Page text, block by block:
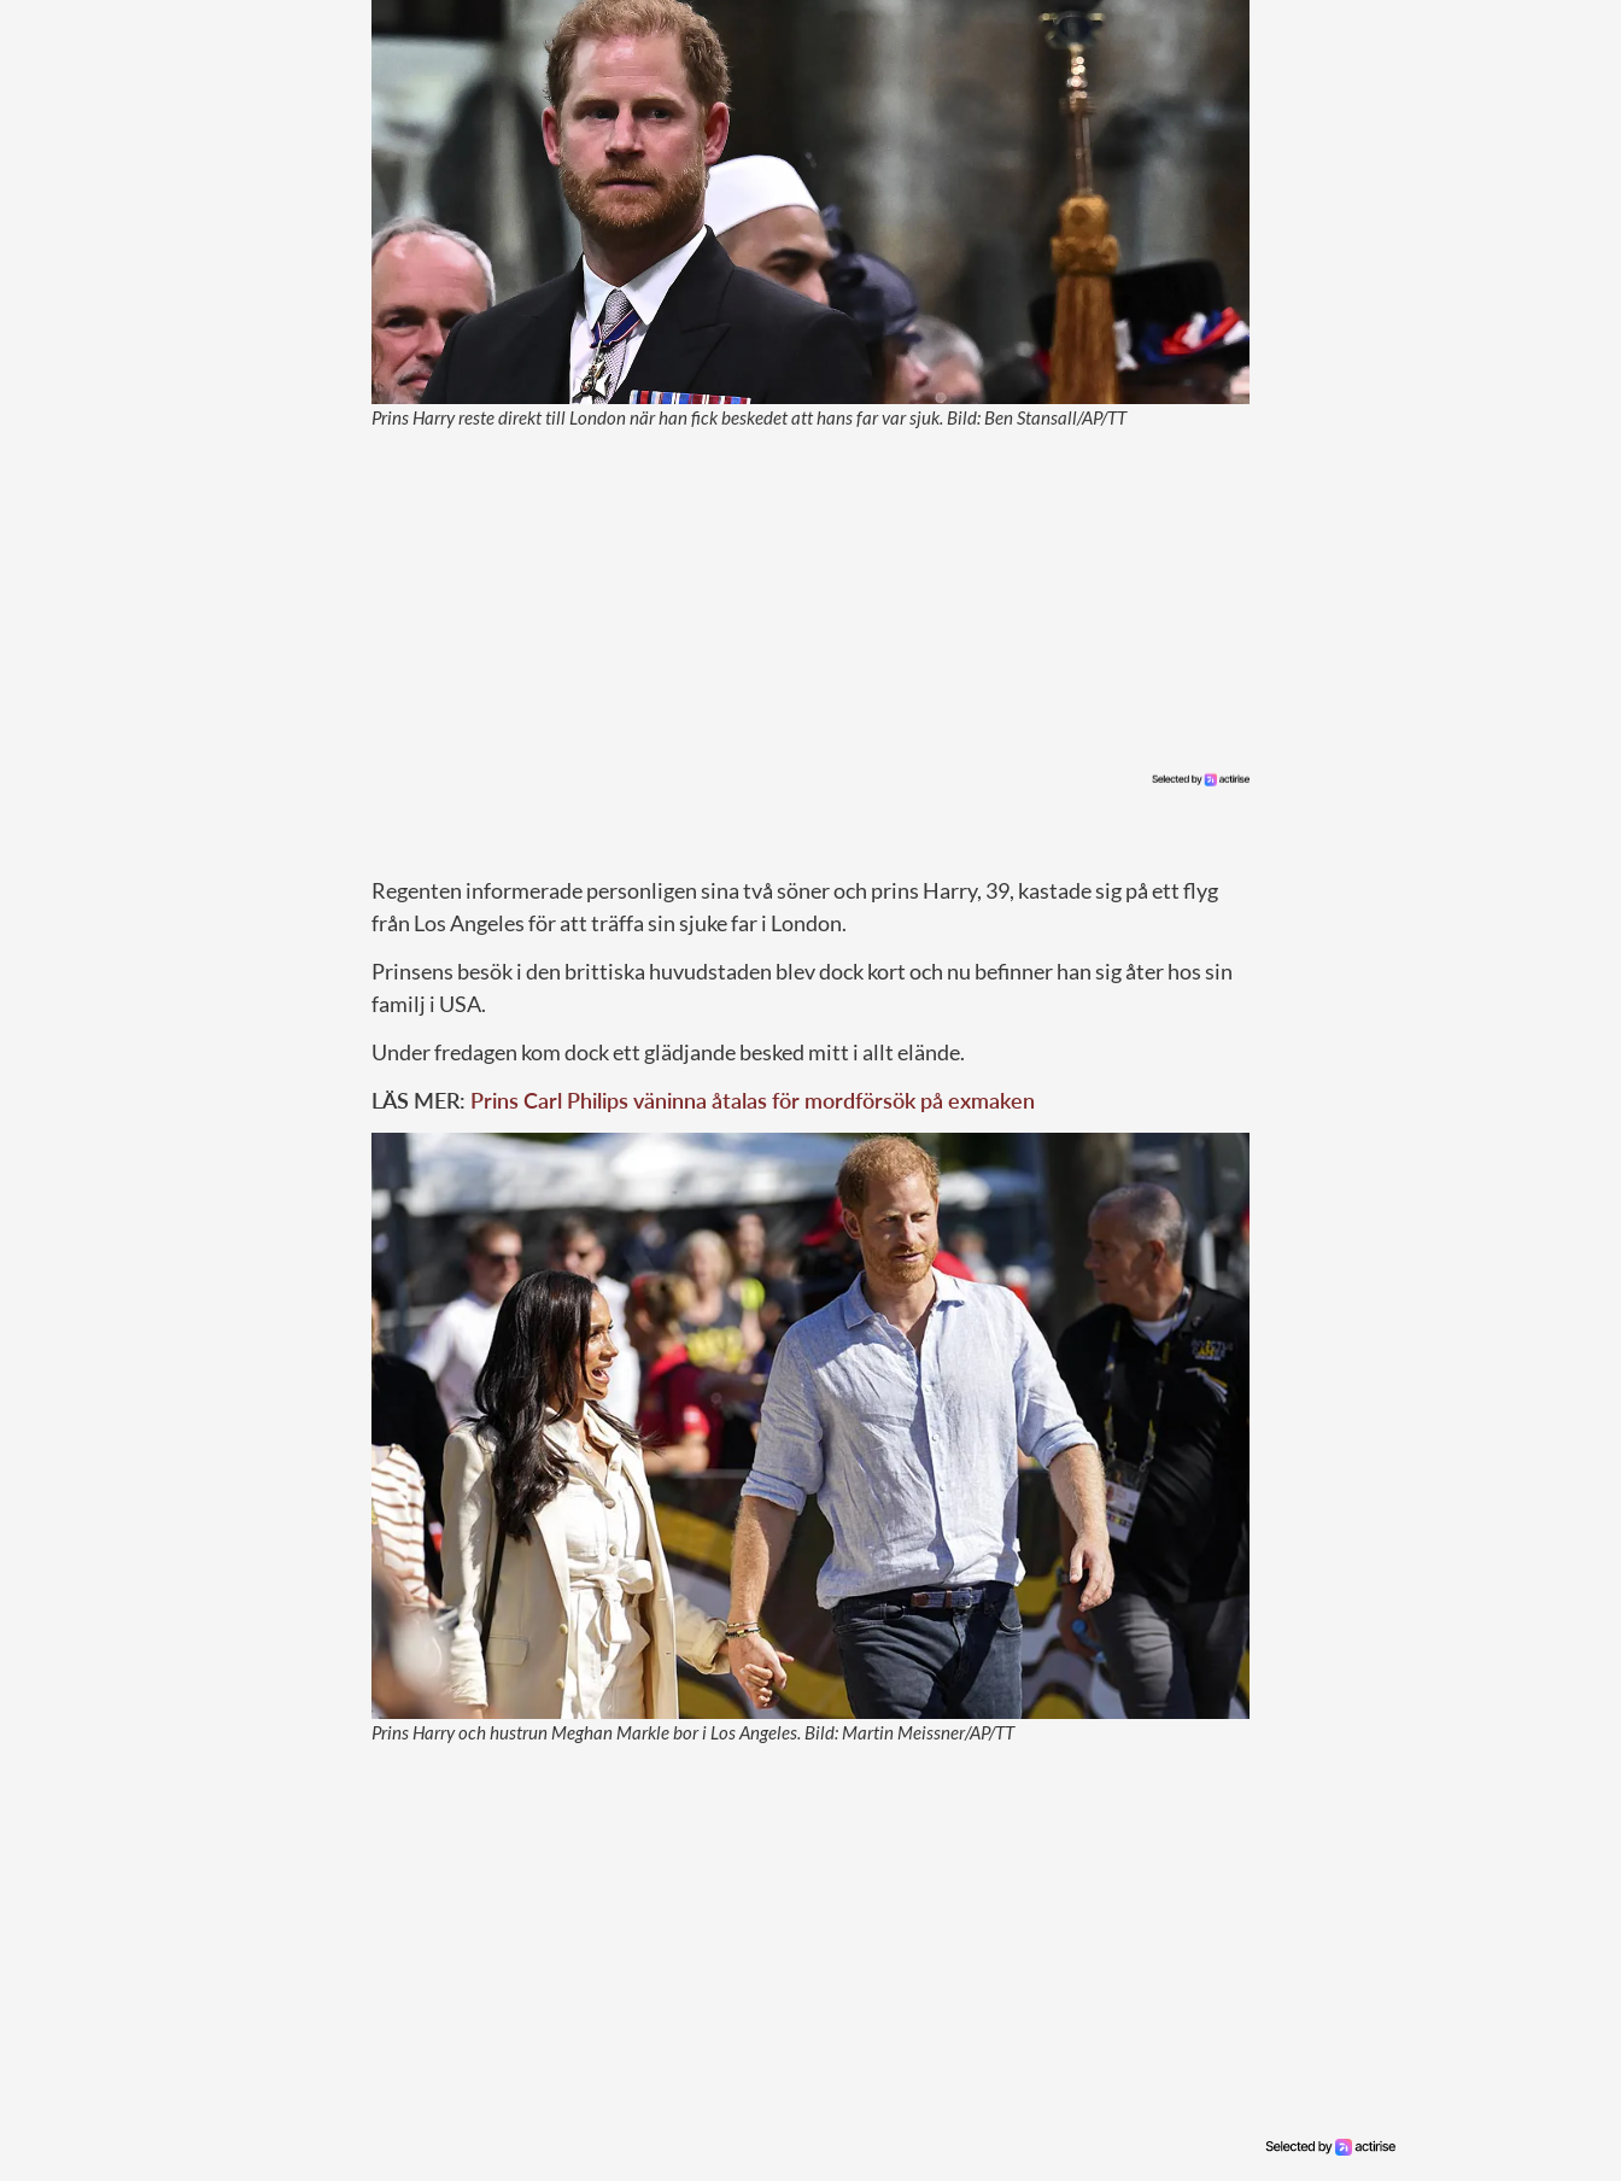
Prins Harry reste direkt till London när han fick beskedet att hans far var sjuk. Bild: Ben Stansall/AP/TT
Regenten informerade personligen sina två söner och prins Harry, 39, kastade sig på ett flyg
från Los Angeles för att träffa sin sjuke far i London.
Prinsens besök i den brittiska huvudstaden blev dock kort och nu befinner han sig åter hos sin
familj i USA.
Under fredagen kom dock ett glädjande besked mitt i allt elände.
LÄS MER: Prins Carl Philips väninna åtalas för mordförsök på exmaken
Prins Harry och hustrun Meghan Markle bor i Los Angeles. Bild: Martin Meissner/AP/TT